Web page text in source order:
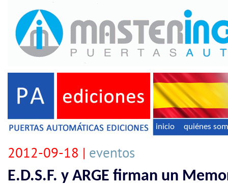
inicio quiénes
2012-09-18 | eventos
E.D.S.F. y ARGE firman un